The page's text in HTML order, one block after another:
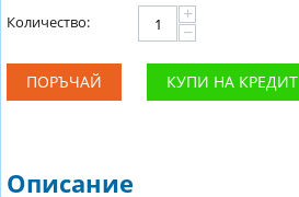
Количество:
+
−
ПОРЪЧАЙ КУПИ НА КРЕДИТ
Описание